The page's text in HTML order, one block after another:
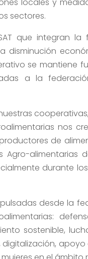
locales y
sectores.
que integran la
disminución
se mantiene
a la
nos
de
Agro-alimentarias
durante
desde la
sostenible,